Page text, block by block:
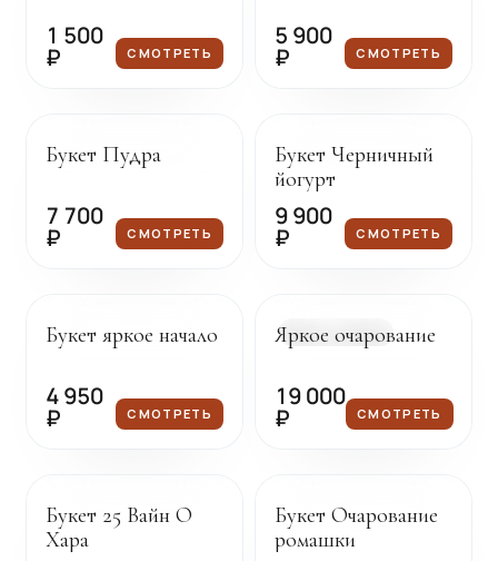
1 500
₽ СМОТРЕТЬ
5 900
₽ СМОТРЕТЬ
Букет Пудра
7 700
₽ СМОТРЕТЬ
Букет Черничный
йогурт
9 900
₽ СМОТРЕТЬ
Букет яркое начало
4 950
₽ СМОТРЕТЬ
В НАЛИЧИИ
Яркое очарование
19 000
₽ СМОТРЕТЬ
Букет 25 Вайн О
Хара
Букет Очарование
ромашки